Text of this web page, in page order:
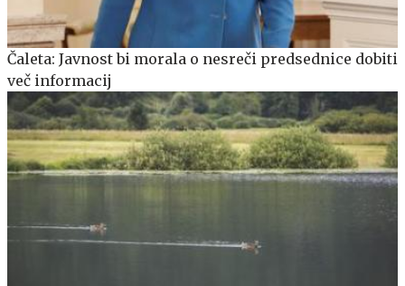
Čaleta: Javnost bi morala o nesreči predsednice dobiti
več informacij